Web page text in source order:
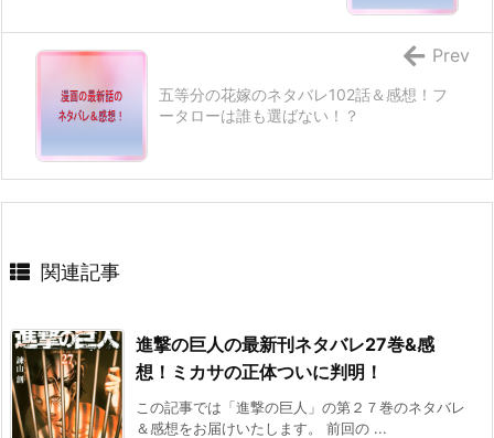
五等分の花嫁のネタバレ102話＆感想！フ
ータローは誰も選ばない！？
Prev
関連記事
進撃の巨人の最新刊ネタバレ27巻&感
想！ミカサの正体ついに判明！
この記事では「進撃の巨人」の第２７巻のネタバレ
＆感想をお届けいたします。 前回の ...